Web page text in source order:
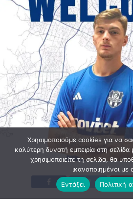
Χρησιμοποιούμε cookies για να
καλύτερη δυνατή εμπειρία στη
χρησιμοποιείτε τη σελίδα, θα
ικανοποιημένοι με
Εντάξει
Πολιτική